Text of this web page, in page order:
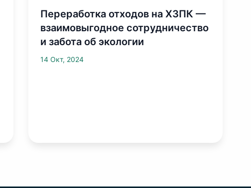
Переработка отходов на ХЗПК —
взаимовыгодное сотрудничество
и забота об экологии
14 Окт, 2024